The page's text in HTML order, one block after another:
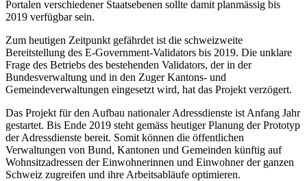
Portalen verschiedener Staatsebenen sollte damit planmässig bis
2019 verfügbar sein.
Zum heutigen Zeitpunkt gefährdet ist die schweizweite
Bereitstellung des E-Government-Validators bis 2019. Die unklare
Frage des Betriebs des bestehenden Validators, der in der
Bundesverwaltung und in den Zuger Kantons- und
Gemeindeverwaltungen eingesetzt wird, hat das Projekt verzögert.
Das Projekt für den Aufbau nationaler Adressdienste ist Anfang Jahr
gestartet. Bis Ende 2019 steht gemäss heutiger Planung der Prototyp
der Adressdienste bereit. Somit können die öffentlichen
Verwaltungen von Bund, Kantonen und Gemeinden künftig auf
Wohnsitzadressen der Einwohnerinnen und Einwohner der ganzen
Schweiz zugreifen und ihre Arbeitsabläufe optimieren.